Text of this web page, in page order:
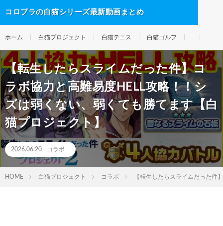
コロプラの白猫シリーズ最新動画まとめ
ホーム 白猫プロジェクト 白猫テニス 白猫ゴルフ
【転生したらスライムだった件】コ
ラボ協力と高難易度HELL攻略！！シ
ズは弱くない、弱くても勝てます【白
猫プロジェクト】
2026.06.20 コラボ
HOME 白猫プロジェクト コラボ 【転生したらスライムだった件